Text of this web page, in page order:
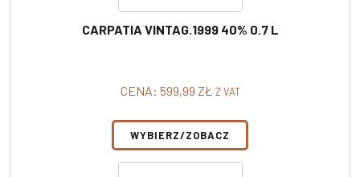
CARPATIA VINTAG.1999 40% 0.7 L
CENA: 599,99 ZŁ Z VAT
WYBIERZ/ZOBACZ